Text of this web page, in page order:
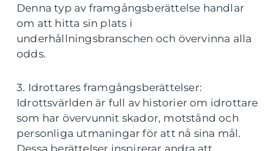
Denna typ av framgångsberättelse handlar
om att hitta sin plats i
underhållningsbranschen och övervinna alla
odds.
3. Idrottares framgångsberättelser:
Idrottsvärlden är full av historier om idrottare
som har övervunnit skador, motstånd och
personliga utmaningar för att nå sina mål.